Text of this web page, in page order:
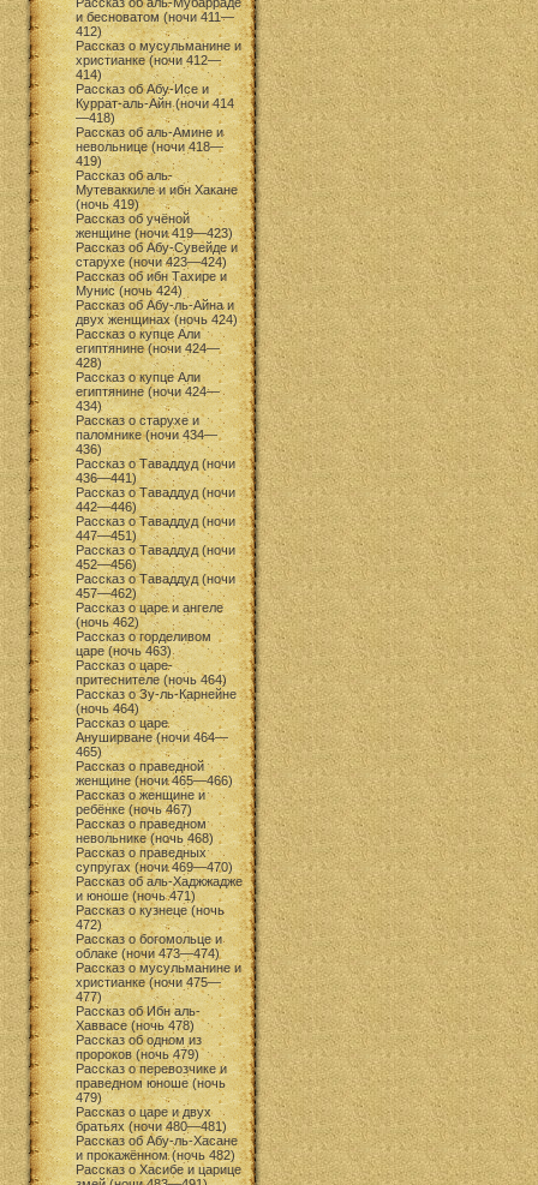
и бесноватом (ночи 411—
412)
Рассказ о мусульманине и
христианке (ночи 412—
414)
Рассказ об Абу-Исе и
Куррат-аль-Айн (ночи 414
—418)
Рассказ об аль-Амине и
невольнице (ночи 418—
419)
Рассказ об аль-
Мутеваккиле и ибн Хакане
(ночь 419)
Рассказ об учёной
женщине (ночи 419—423)
Рассказ об Абу-Сувейде и
старухе (ночи 423—424)
Рассказ об ибн Тахире и
Мунис (ночь 424)
Рассказ об Абу-ль-Айна и
двух женщинах (ночь 424)
Рассказ о купце Али
египтянине (ночи 424—
428)
Рассказ о купце Али
египтянине (ночи 424—
434)
Рассказ о старухе и
паломнике (ночи 434—
436)
Рассказ о Таваддуд (ночи
436—441)
Рассказ о Таваддуд (ночи
442—446)
Рассказ о Таваддуд (ночи
447—451)
Рассказ о Таваддуд (ночи
452—456)
Рассказ о Таваддуд (ночи
457—462)
Рассказ о царе и ангеле
(ночь 462)
Рассказ о горделивом
царе (ночь 463)
Рассказ о царе-
притеснителе (ночь 464)
Рассказ о Зу-ль-Карнейне
(ночь 464)
Рассказ о царе
Ануширване (ночи 464—
465)
Рассказ о праведной
женщине (ночи 465—466)
Рассказ о женщине и
ребёнке (ночь 467)
Рассказ о праведном
невольнике (ночь 468)
Рассказ о праведных
супругах (ночи 469—470)
Рассказ об аль-Хаджжадже
и юноше (ночь 471)
Рассказ о кузнеце (ночь
472)
Рассказ о богомольце и
облаке (ночи 473—474)
Рассказ о мусульманине и
христианке (ночи 475—
477)
Рассказ об Ибн аль-
Хаввасе (ночь 478)
Рассказ об одном из
пророков (ночь 479)
Рассказ о перевозчике и
праведном юноше (ночь
479)
Рассказ о царе и двух
братьях (ночи 480—481)
Рассказ об Абу-ль-Хасане
и прокажённом (ночь 482)
Рассказ о Хасибе и царице